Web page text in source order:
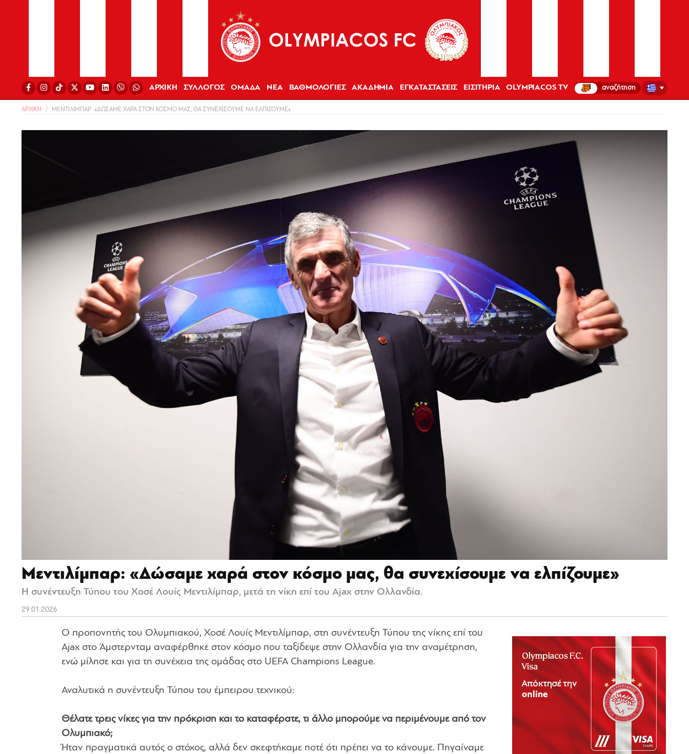
ΑΡΧΙΚΗ ΣΥΛΛΟΓΟΣ ΟΜΑΔΑ ΝΕΑ ΒΑΘΜΟΛΟΓΙΕΣ ΑΚΑΔΗΜΙΑ ΕΓΚΑΤΑΣΤΑΣΕΙΣ ΕΙΣΙΤΗΡΙΑ OLYMPIACOS TV
ΑΡΧΙΚΗ ΜΕΝΤΙΛΙΜΠΑΡ: «ΔΩΣΑΜΕ ΧΑΡΑ ΣΤΟΝ ΚΟΣΜΟ ΜΑΣ, ΘΑ ΣΥΝΕΧΙΣΟΥΜΕ ΝΑ ΕΛΠΙΖΟΥΜΕ»
Μεντιλίμπαρ: «Δώσαμε χαρά στον κόσμο μας, θα συνεχίσουμε να ελπίζουμε»
Η συνέντευξη Τύπου του Χοσέ Λουίς Μεντιλίμπαρ, μετά τη νίκη επί του Ajax στην Ολλανδία.
29.01.2026
Ο προπονητής του Ολυμπιακού, Χοσέ Λουίς Μεντιλίμπαρ, στη συνέντευξη Τύπου της νίκης επί του
Ajax στο Άμστερνταμ αναφέρθηκε στον κόσμο που ταξίδεψε στην Ολλανδία για την αναμέτρηση,
ενώ μίλησε και για τη συνέχεια της ομάδας στο UEFA Champions League.
Αναλυτικά η συνέντευξη Τύπου του έμπειρου τεχνικού:
Θέλατε τρεις νίκες για την πρόκριση και το καταφέρατε, τι άλλο μπορούμε να περιμένουμε από τον
Ολυμπιακό;
Ήταν πραγματικά αυτός ο στόχος, αλλά δεν σκεφτήκαμε ποτέ ότι πρέπει να το κάνουμε. Πηγαίναμε